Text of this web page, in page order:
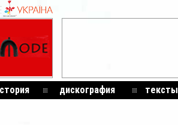
дискография тексты